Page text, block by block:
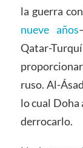
la guerra
nueve años
Qatar-
ruso. Al-
lo cual Doha
derrocarlo.